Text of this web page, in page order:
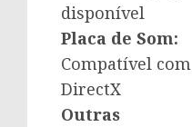
disponível
Placa de Som:
Compatível com
DirectX
Outras